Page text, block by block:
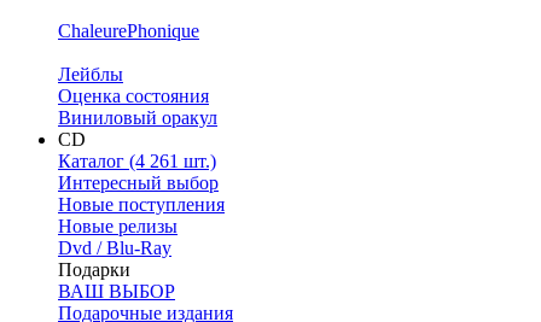
ChaleurePhonique
Лейблы
Оценка состояния
Виниловый оракул
CD
Каталог (4 261 шт.)
Интересный выбор
Новые поступления
Новые релизы
Dvd / Blu-Ray
Подарки
ВАШ ВЫБОР
Подарочные издания